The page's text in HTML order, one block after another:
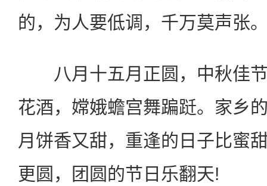
的，为人要低调，千万莫声张
八月十五月正圆，中秋佳节
花酒，嫦娥蟾宫舞蹁跹。家乡
月饼香又甜，重逢的日子比蜜
更圆，团圆的节日乐翻天!